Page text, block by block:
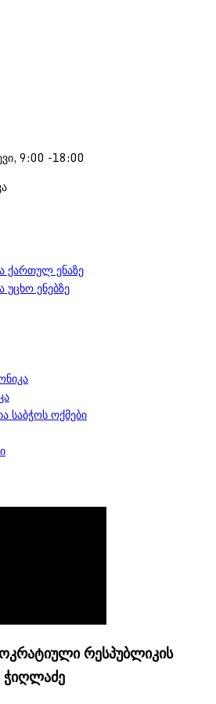
9:00 -18:00
ქართულ ენაზე
ენებზე
ოქმები
რესპუბლიკის
ჭიღლაძე